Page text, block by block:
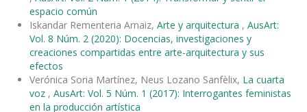
espacio común
Iskandar Rementeria Arnaiz, Arte y arquitectura , AusArt:
Vol. 8 Núm. 2 (2020): Docencias, investigaciones y
creaciones compartidas entre arte-arquitectura y sus
efectos
Verónica Soria Martínez, Neus Lozano Sanfèlix, La cuarta
voz , AusArt: Vol. 5 Núm. 1 (2017): Interrogantes feministas
en la producción artística